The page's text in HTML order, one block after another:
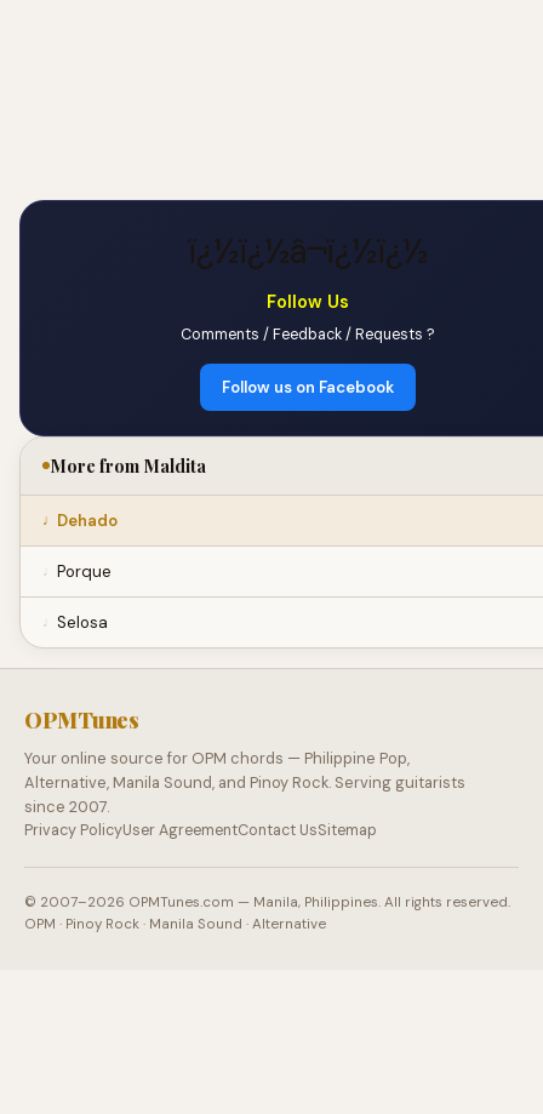
ï¿½ï¿½â¬ï¿½ï¿½
Follow Us
Comments / Feedback / Requests ?
Follow us on Facebook
More from Maldita
Dehado
Porque
Selosa
OPMTunes
Your online source for OPM chords — Philippine Pop,
Alternative, Manila Sound, and Pinoy Rock. Serving guitarists
since 2007.
Privacy PolicyUser AgreementContact UsSitemap
© 2007–2026 OPMTunes.com — Manila, Philippines. All rights reserved.
OPM · Pinoy Rock · Manila Sound · Alternative